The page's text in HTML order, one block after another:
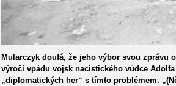
Mularczyk doufá, že jeho výbor svou zprávu
výročí vpádu vojsk nacistického vůdce
„diplomatických her“ s tímto problémem.